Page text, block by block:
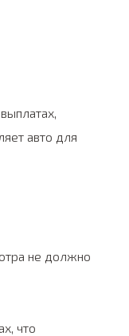
авто для
не должно
что